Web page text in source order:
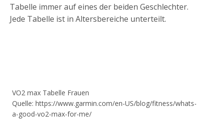
Tabelle immer auf eines der beiden Geschlechter.
Jede Tabelle ist in Altersbereiche unterteilt.
VO2 max Tabelle Frauen
Quelle: https://www.garmin.com/en-US/blog/fitness/whats-
a-good-vo2-max-for-me/